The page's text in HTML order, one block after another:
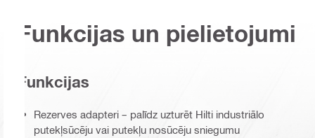
Funkcijas un pielietojumi
Funkcijas
Rezerves adapteri – palīdz uzturēt Hilti industriālo
putekļsūcēju vai putekļu nosūcēju sniegumu